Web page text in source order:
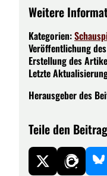
Weitere
Kategorien:
Veröffentlichung
Erstellung des
Letzte
Herausgeber des
Teile den